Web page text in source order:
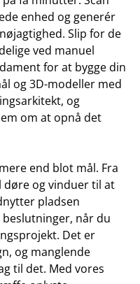
enhed og generér
Slip for de
ved manuel
for at bygge din
og 3D-modeller med
og
om at opnå det
end blot mål. Fra
døre og vinduer til at
pladsen
når du
Det er
og manglende
til det. Med vores